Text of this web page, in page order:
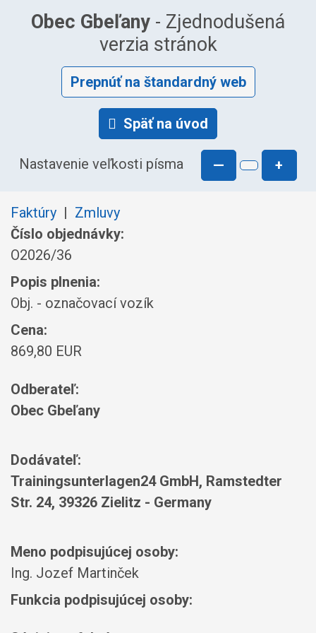
Obec Gbeľany - Zjednodušená
verzia stránok
Prepnúť na štandardný web
Späť na úvod
Nastavenie veľkosti písma — +
Faktúry | Zmluvy
Číslo objednávky:
O2026/36
Popis plnenia:
Obj. - označovací vozík
Cena:
869,80 EUR
Odberateľ:
Obec Gbeľany
Dodávateľ:
Trainingsunterlagen24 GmbH, Ramstedter
Str. 24, 39326 Zielitz - Germany
Meno podpisujúcej osoby:
Ing. Jozef Martinček
Funkcia podpisujúcej osoby: